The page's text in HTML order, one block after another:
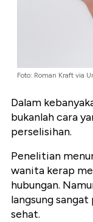
Foto: Roman Kraft via
Dalam
bukanlah cara
perselisihan.
Penelitian
wanita kerap
hubungan.
langsung
sehat.